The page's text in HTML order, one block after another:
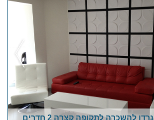
בת ים מלון לאונרדו להשכרה לתקופה קצרה 2 חדרים